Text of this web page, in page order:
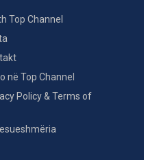
Top Channel
në Top Channel
Policy & Terms of